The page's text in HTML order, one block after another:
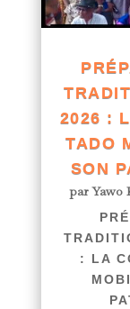
2026 :
TADO
SON
parYawo
: LA